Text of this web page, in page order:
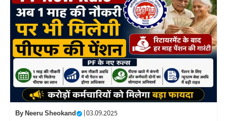
ByNeeru Sheokand 03.09.2025